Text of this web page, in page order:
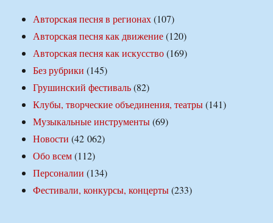
Авторская песня в регионах(107)
Авторская песня как движение(120)
Авторская песня как искусство(169)
Без рубрики (145)
Грушинский фестиваль(82)
Клубы, творческие объединения, театры(141)
Музыкальные инструменты(69)
Новости (42 062)
Обо всем(112)
Персоналии (134)
Фестивали, конкурсы, концерты(233)